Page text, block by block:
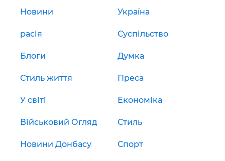
Новини Україна
расія Суспільство
Блоги Думка
Стиль життя Преса
У світі Економіка
Військовий Огляд Стиль
Новини Донбасу Спорт